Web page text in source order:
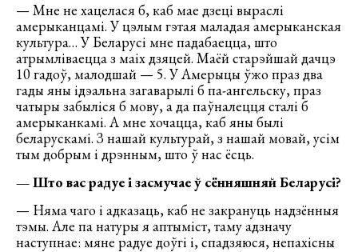
— Мне не хацелася б, каб мае дзеці выраслі
амерыканцамі. У цэлым гэтая маладая амерыканская
культура… У Беларусі мне падабаецца, што
атрымліваецца з маіх дзяцей. Маёй старэйшай дачцэ
10 гадоў, малодшай — 5. У Амерыцы ўжо праз два
гады яны ідэальна загаварылі б па-ангельску, праз
чатыры забыліся б мову, а да паўналецця сталі б
амерыканкамі. А мне хочацца, каб яны былі
беларускамі. З нашай культурай, з нашай мовай, усім
тым добрым і дрэнным, што ў нас ёсць.
— Што вас радуе і засмучае ў сённяшняй Беларусі?
— Няма чаго і адказаць, каб не закрануць надзённыя
тэмы. Але па натуры я аптыміст, таму адзначу
наступнае: мяне радуе доўгі і, спадзяюся, непахісны